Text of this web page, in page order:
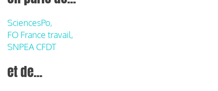
SciencesPo,
FO France travail,
SNPEA CFDT
et de...